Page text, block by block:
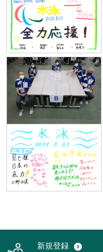
新規登録 expand_circle_down